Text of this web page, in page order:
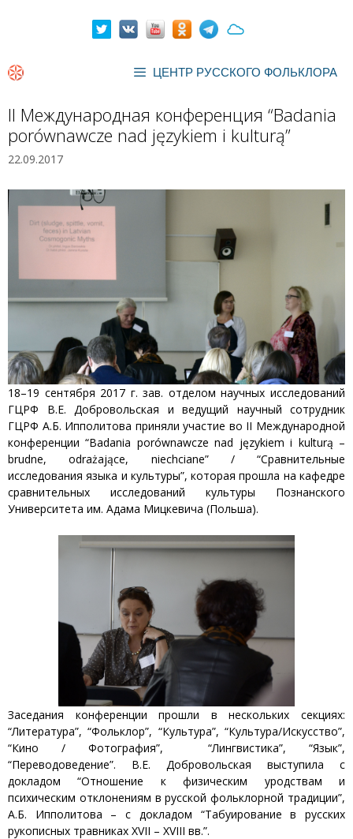
ЦЕНТР РУССКОГО ФОЛЬКЛОРА
II Международная конференция “Badania
porównawcze nad językiem i kulturą”
22.09.2017
18–19 сентября 2017 г. зав. отделом научных исследований
ГЦРФ В.Е. Добровольская и ведущий научный сотрудник
ГЦРФ А.Б. Ипполитова приняли участие во II Международной
конференции “Badania porównawcze nad językiem i kulturą –
brudne, odrażające, niechciane” / “Сравнительные
исследования языка и культуры”, которая прошла на кафедре
сравнительных исследований культуры Познанского
Университета им. Адама Мицкевича (Польша).
Заседания конференции прошли в нескольких секциях:
“Литература”, “Фольклор”, “Культура”, “Культура/Искусство”,
“Кино / Фотография”, “Лингвистика”, “Язык”,
“Переводоведение”. В.Е. Добровольская выступила с
докладом “Отношение к физическим уродствам и
психическим отклонениям в русской фольклорной традиции”,
А.Б. Ипполитова – с докладом “Табуирование в русских
рукописных травниках XVII – XVIII вв.”.